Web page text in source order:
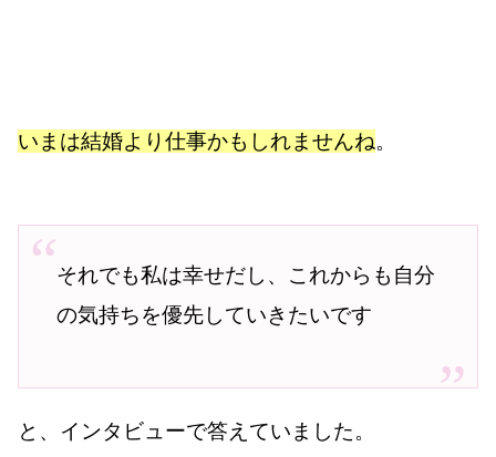
いまは結婚より仕事かもしれませんね。
それでも私は幸せだし、これからも自分
の気持ちを優先していきたいです
と、インタビューで答えていました。